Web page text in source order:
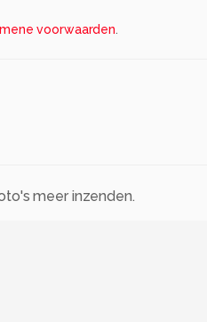
voorwaarden
meer inzenden.